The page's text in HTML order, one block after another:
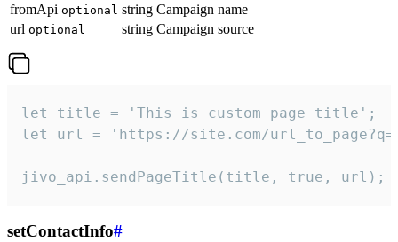
fromApi optional string Campaign name
url optional string Campaign source
let title = 'This is custom page title';
let url = 'https://site.com/
jivo_api.sendPageTitle(title, true, url);
setContactInfo#